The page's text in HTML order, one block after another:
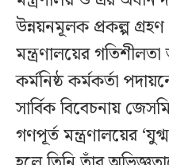
উন্নয়নমূলক প্রকল্প
মন্ত্রণালয়ের
কর্মনিষ্ঠ কর্মকর্তা
সার্বিক বিবেচনায়
গণপূর্ত মন্ত্রণালয়ের